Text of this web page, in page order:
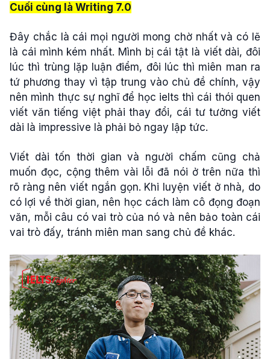
Cuối cùng là Writing 7.0
Đây chắc là cái mọi người mong chờ nhất và có lẽ
là cái mình kém nhất. Mình bị cái tật là viết dài, đôi
lúc thì trùng lặp luận điểm, đôi lúc thì miên man ra
tứ phương thay vì tập trung vào chủ đề chính, vậy
nên mình thực sự nghĩ để học ielts thì cái thói quen
viết văn tiếng việt phải thay đổi, cái tư tưởng viết
dài là impressive là phải bỏ ngay lập tức.
Viết dài tốn thời gian và người chấm cũng chả
muốn đọc, cộng thêm vài lỗi đã nói ở trên nữa thì
rõ ràng nên viết ngắn gọn. Khi luyện viết ở nhà, do
có lợi về thời gian, nên học cách làm cô đọng đoạn
văn, mỗi câu có vai trò của nó và nên bảo toàn cái
vai trò đấy, tránh miên man sang chủ đề khác.